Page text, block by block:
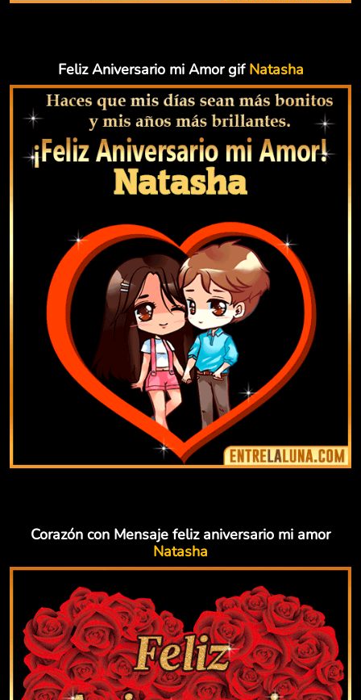
Feliz Aniversario mi Amor gif Natasha
Corazón con Mensaje feliz aniversario mi amor
Natasha